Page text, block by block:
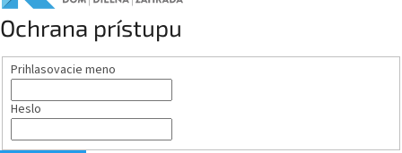
Ochrana prístupu
Prihlasovacie meno
Heslo